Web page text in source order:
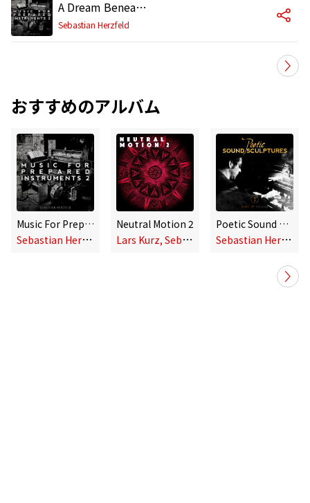
A Dream Beneath The Cherry Blossoms (Alternate 1)
Sebastian Herzfeld
おすすめのアルバム
Music For Prepared Instruments 2
S
ebastian Herzfeld
Neutral Motion 2
L
ars Kurz, Sebastian Herzfeld, Ulrich Bassenge
Poetic Sound Sculptures
S
ebastian Herzfeld